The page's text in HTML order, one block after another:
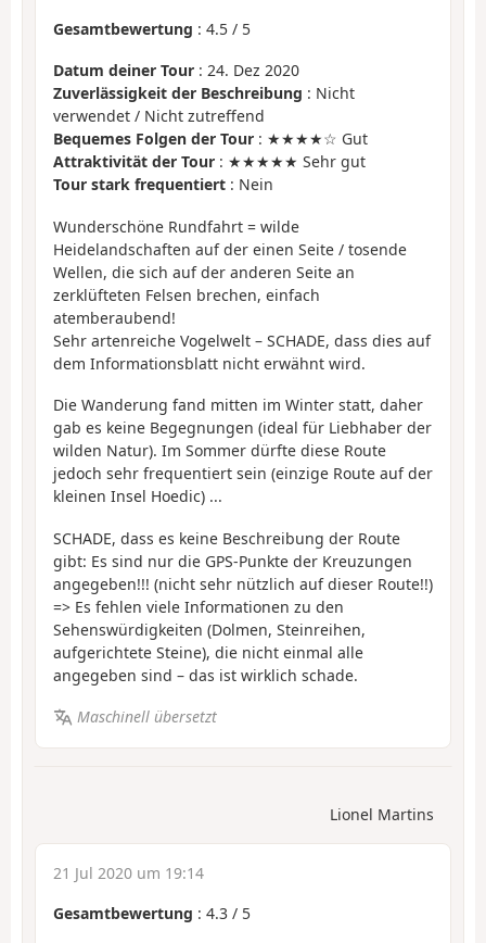
Gesamtbewertung : 4.5 / 5
Datum deiner Tour : 24. Dez 2020
Zuverlässigkeit der Beschreibung : Nicht
verwendet / Nicht zutreffend
Bequemes Folgen der Tour : ★★★★☆ Gut
Attraktivität der Tour : ★★★★★ Sehr gut
Tour stark frequentiert : Nein
Wunderschöne Rundfahrt = wilde
Heidelandschaften auf der einen Seite / tosende
Wellen, die sich auf der anderen Seite an
zerklüfteten Felsen brechen, einfach
atemberaubend!
Sehr artenreiche Vogelwelt – SCHADE, dass dies auf
dem Informationsblatt nicht erwähnt wird.
Die Wanderung fand mitten im Winter statt, daher
gab es keine Begegnungen (ideal für Liebhaber der
wilden Natur). Im Sommer dürfte diese Route
jedoch sehr frequentiert sein (einzige Route auf der
kleinen Insel Hoedic) ...
SCHADE, dass es keine Beschreibung der Route
gibt: Es sind nur die GPS-Punkte der Kreuzungen
angegeben!!! (nicht sehr nützlich auf dieser Route!!)
=> Es fehlen viele Informationen zu den
Sehenswürdigkeiten (Dolmen, Steinreihen,
aufgerichtete Steine), die nicht einmal alle
angegeben sind – das ist wirklich schade.
Maschinell übersetzt
Lionel Martins
21 Jul 2020 um 19:14
Gesamtbewertung : 4.3 / 5